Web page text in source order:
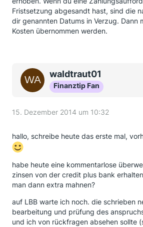
Fristsetzung abgesandt hast, sind die
dir genannten Datums in Verzug. Dann
Kosten übernommen werden.
waldtraut01
Finanztip Fan
15. Dezember 2014 um 10:32
hallo, schreibe heute das erste mal,
habe heute eine kommentarlose
zinsen von der credit plus bank
man dann extra mahnen?
auf LBB warte ich noch. die schrieben
bearbeitung und prüfung des
und ich von rückfragen absehen sollte